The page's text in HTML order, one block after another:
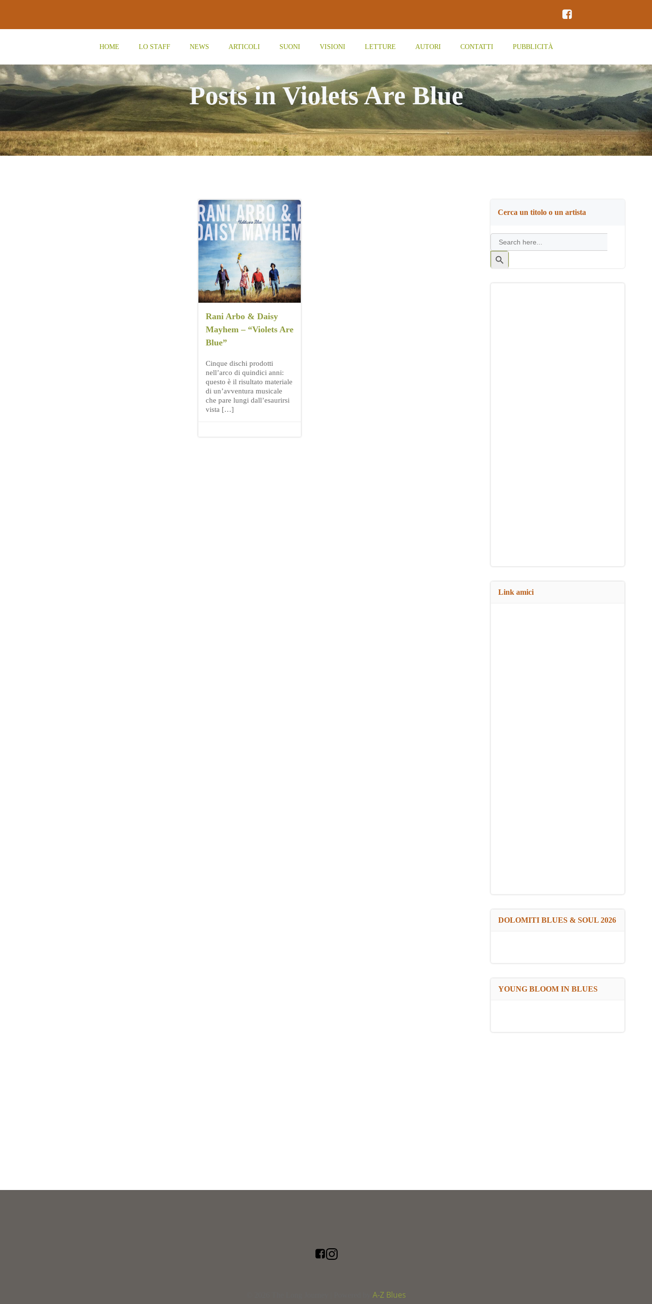
contenuto
HOME LO STAFF NEWS ARTICOLI SUONI VISIONI LETTURE AUTORI CONTATTI PUBBLICITÀ
Posts in Violets Are Blue
Rani Arbo & Daisy
Mayhem – “Violets Are
Blue”
Cinque dischi prodotti
nell’arco di quindici anni:
questo è il risultato materiale
di un’avventura musicale
che pare lungi dall’esaurirsi
vista […]
Cerca un titolo o un artista
Search
for:
Search
Button
Link amici
DOLOMITI BLUES & SOUL 2026
YOUNG BLOOM IN BLUES
A-Z Blues